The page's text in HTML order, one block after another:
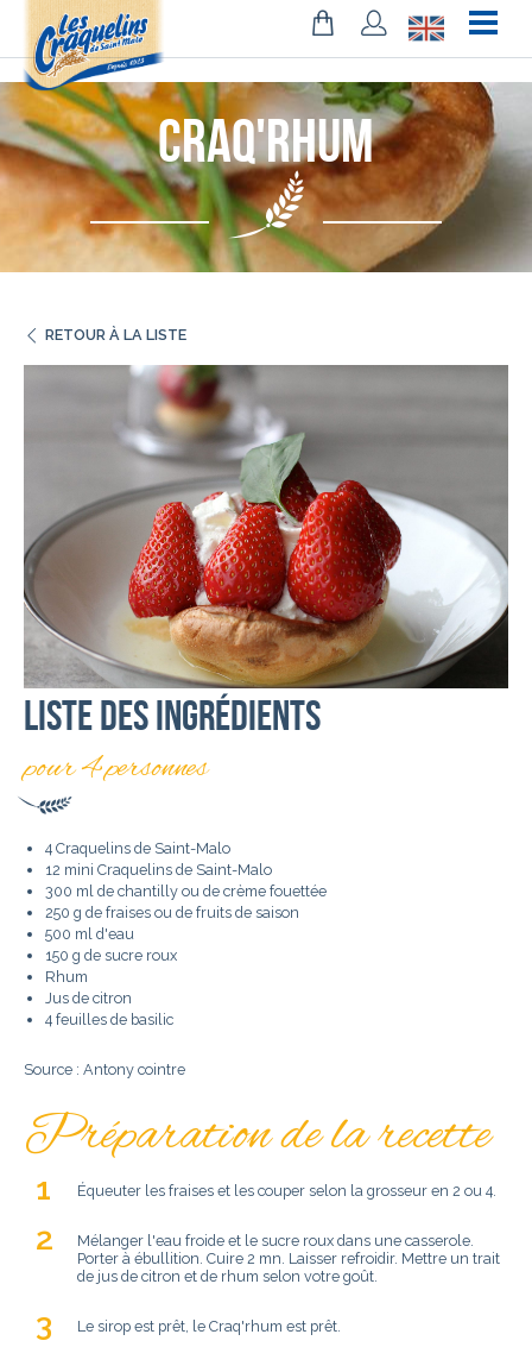
!-- Facebook Pixel Code -->
Craq'Rhum
RETOUR À LA LISTE
Liste des ingrédients
pour 4 personnes
4 Craquelins de Saint-Malo
12 mini Craquelins de Saint-Malo
300 ml de chantilly ou de crème fouettée
250 g de fraises ou de fruits de saison
500 ml d'eau
150 g de sucre roux
Rhum
Jus de citron
4 feuilles de basilic
Source : Antony cointre
Préparation de la recette
Équeuter les fraises et les couper selon la grosseur en 2 ou 4.
Mélanger l'eau froide et le sucre roux dans une casserole.
Porter à ébullition. Cuire 2 mn. Laisser refroidir. Mettre un trait
de jus de citron et de rhum selon votre goût.
Le sirop est prêt, le Craq'rhum est prêt.